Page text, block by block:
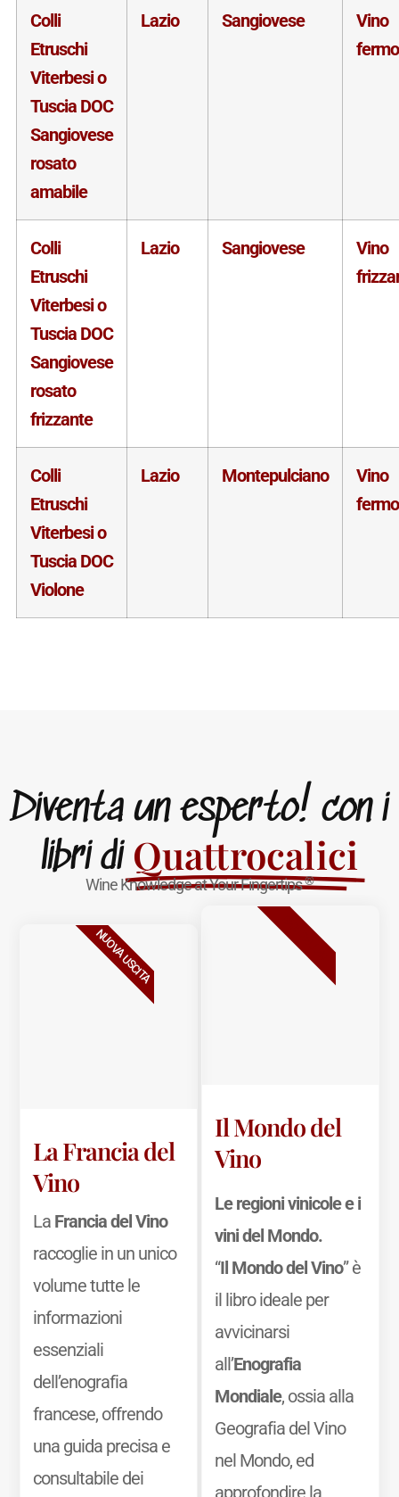
Colli
Etruschi
Viterbesi o
Tuscia DOC
Sangiovese
rosato
amabile
Lazio Sangiovese
Vino
fermo
Colli
Etruschi
Viterbesi o
Tuscia DOC
Sangiovese
rosato
frizzante
Lazio Sangiovese
Vino
Colli
Etruschi
Viterbesi o
Tuscia DOC
Violone
Lazio Montepulciano
Vino
fermo
Diventa un esperto! con i
libri di Quattrocalici
Wine Knowledge at Your Fingertips®
La Francia del
Vino
La Francia del Vino
raccoglie in un unico
volume tutte le
informazioni
essenziali
dell’enografia
francese, offrendo
una guida precisa e
consultabile dei
NUOVA USCITA
Il Mondo del
Vino
Le regioni vinicole e i
vini del Mondo.
“Il Mondo del Vino” è
il libro ideale per
avvicinarsi
all’Enografia
Mondiale, ossia alla
Geografia del Vino
nel Mondo, ed
approfondire la
BESTSELLER